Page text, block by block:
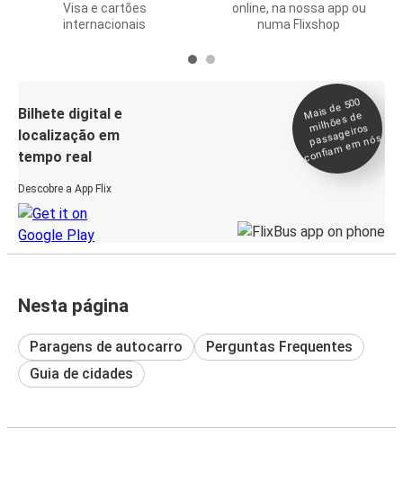
Visa e cartões
internacionais
online, na nossa app ou
numa Flixshop
Bilhete digital e
localização em
tempo real
Descobre a App Flix
Mais de 500
milhões de
passageiros
confia
m e
m nós
Nesta página
Paragens de autocarro
Perguntas Frequentes
Guia de cidades